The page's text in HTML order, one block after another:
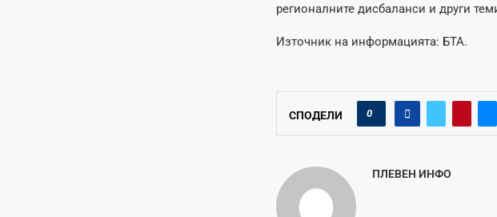
регионалните дисбаланси и други
Източник на информацията: БТА.
СПОДЕЛИ 0
ПЛЕВЕН ИНФО